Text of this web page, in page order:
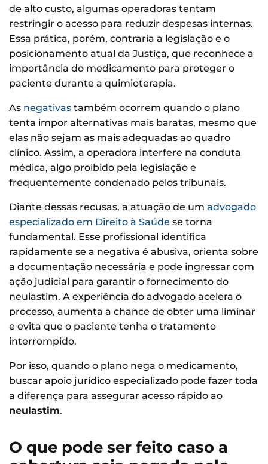
de alto custo, algumas operadoras tentam
restringir o acesso para reduzir despesas internas.
Essa prática, porém, contraria a legislação e o
posicionamento atual da Justiça, que reconhece a
importância do medicamento para proteger o
paciente durante a quimioterapia.
As negativas também ocorrem quando o plano
tenta impor alternativas mais baratas, mesmo que
elas não sejam as mais adequadas ao quadro
clínico. Assim, a operadora interfere na conduta
médica, algo proibido pela legislação e
frequentemente condenado pelos tribunais.
Diante dessas recusas, a atuação de um advogado
especializado em Direito à Saúde se torna
fundamental. Esse profissional identifica
rapidamente se a negativa é abusiva, orienta sobre
a documentação necessária e pode ingressar com
ação judicial para garantir o fornecimento do
neulastim. A experiência do advogado acelera o
processo, aumenta a chance de obter uma liminar
e evita que o paciente tenha o tratamento
interrompido.
Por isso, quando o plano nega o medicamento,
buscar apoio jurídico especializado pode fazer toda
a diferença para assegurar acesso rápido ao
neulastim.
O que pode ser feito caso a